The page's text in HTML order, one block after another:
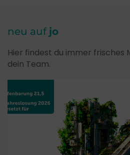
neu auf jo
Hier findest du immer frisches
dein Team.